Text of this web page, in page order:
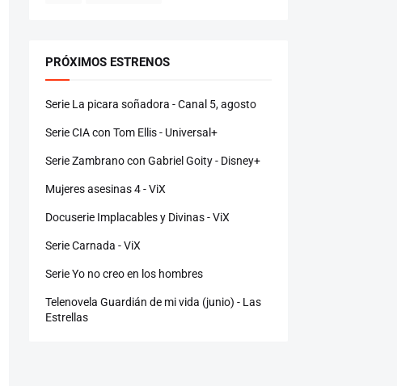
PRÓXIMOS ESTRENOS
Serie La picara soñadora - Canal 5, agosto
Serie CIA con Tom Ellis - Universal+
Serie Zambrano con Gabriel Goity - Disney+
Mujeres asesinas 4 - ViX
Docuserie Implacables y Divinas - ViX
Serie Carnada - ViX
Serie Yo no creo en los hombres
Telenovela Guardián de mi vida (junio) - Las
Estrellas